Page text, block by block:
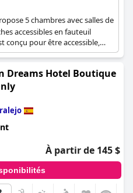
5 chambres avec salles de
accessibles en fauteuil
conçu pour être accessible,
et un aménagement au rez-de-
architecturales, offrant un
et à la piscine, qui
propose également un court de
Dreams Hotel Boutique
À partir de 145 $